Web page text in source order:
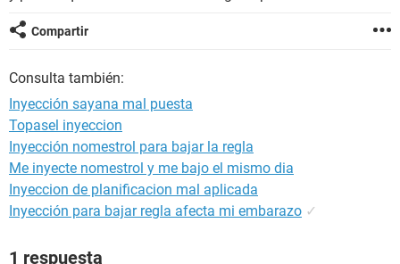
Compartir
Consulta también:
Inyección sayana mal puesta
Topasel inyeccion
Inyección nomestrol para bajar la regla
Me inyecte nomestrol y me bajo el mismo dia
Inyeccion de planificacion mal aplicada
Inyección para bajar regla afecta mi embarazo ✓
1 respuesta